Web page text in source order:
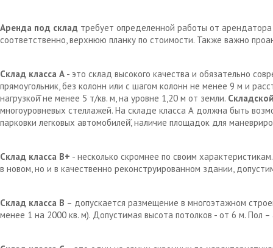
Аренда под склад требует определенной работы от
соответственно, верхнюю планку по стоимости. Также важно
Склад класса А - это склад высокого качества и обязательно
прямоугольник, без колонн или с шагом колонн не менее 9 м и
нагрузкой̆ не менее 5 т/кв. м, на уровне 1,20 м от земли.
многоуровневых стеллажей. На складе класса А должна быть
парковки легковых автомобилей̆, наличие площадок для
Склад класса В+ - несколько скромнее по своим
в новом, но и в качественно реконструированном здании,
Склад класса В – допускается размещение в многоэтажном
менее 1 на 2000 кв. м). Допустимая высота потолков - от 6 м. Пол